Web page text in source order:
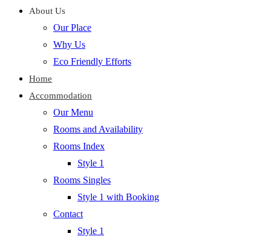
About Us
Our Place
Why Us
Eco Friendly Efforts
Home
Accommodation
Our Menu
Rooms and Availability
Rooms Index
Style 1
Rooms Singles
Style 1 with Booking
Contact
Style 1